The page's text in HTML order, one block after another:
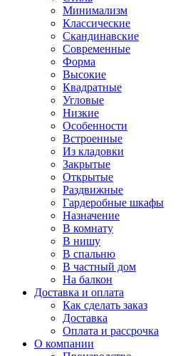
Минимализм
Классические
Скандинавские
Современные
Форма
Высокие
Квадратные
Угловые
Низкие
Особенности
Встроенные
Из кладовки
Закрытые
Открытые
Раздвижные
Гардеробные шкафы
Назначение
В комнату
В нишу
В спальню
В частный дом
На балкон
Доставка и оплата
Как сделать заказ
Доставка
Оплата и рассрочка
О компании